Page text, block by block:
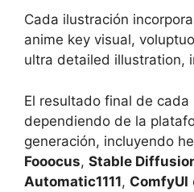
Cada ilustración
anime key visual,
ultra detailed illustration,
El resultado final de
dependiendo de la
generación, incluyendo
Fooocus, Stable
Automatic1111, ComfyUI